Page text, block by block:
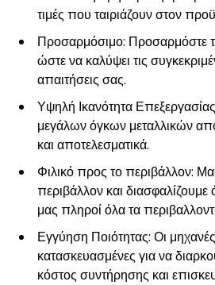
τιμές που ταιριάζουν στον
Προσαρμόσιμο: Προσαρμόστε
ώστε να καλύψει τις
απαιτήσεις σας.
Υψηλή Ικανότητα
μεγάλων όγκων μεταλλικών
και αποτελεσματικά.
Φιλικό προς το περιβάλλον:
περιβάλλον και διασφαλίζουμε
μας πληροί όλα τα
Εγγύηση Ποιότητας: Οι μηχανές
κατασκευασμένες για να
κόστος συντήρησης και